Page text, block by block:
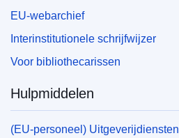
EU-webarchief
Interinstitutionele schrijfwijzer
Voor bibliothecarissen
Hulpmiddelen
(EU-personeel) Uitgeverijdiensten